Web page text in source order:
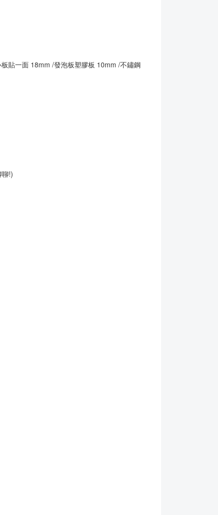
貼一面 18mm /發泡板塑膠板 10mm /不鏽鋼
!)